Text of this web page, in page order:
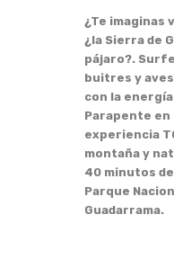
¿Te imaginas
¿la Sierra de
pájaro?.
buitres y
con la
Parapente en
experiencia
montaña y
40 minutos
Parque
Guadarrama.